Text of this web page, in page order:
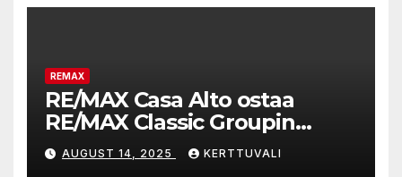
REMAX
RE/MAX Casa Alto ostaa
RE/MAX Classic Groupin
liiketoiminnan
AUGUST 14, 2025 KERTTUVALI